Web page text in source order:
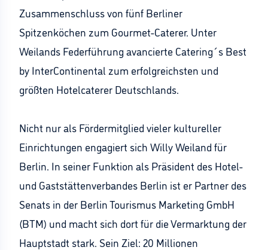
Zusammenschluss von fünf Berliner
Spitzenköchen zum Gourmet-Caterer. Unter
Weilands Federführung avancierte Catering´s Best
by InterContinental zum erfolgreichsten und
größten Hotelcaterer Deutschlands.
Nicht nur als Fördermitglied vieler kultureller
Einrichtungen engagiert sich Willy Weiland für
Berlin. In seiner Funktion als Präsident des Hotel-
und Gaststättenverbandes Berlin ist er Partner des
Senats in der Berlin Tourismus Marketing GmbH
(BTM) und macht sich dort für die Vermarktung der
Hauptstadt stark. Sein Ziel: 20 Millionen